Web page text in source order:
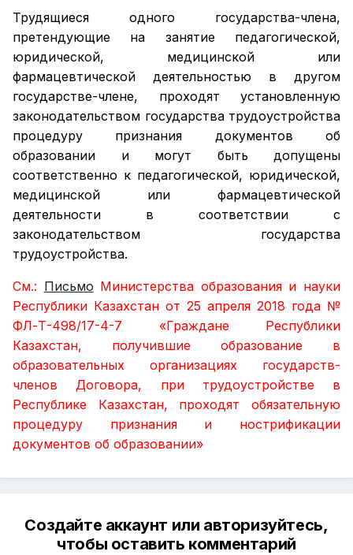
Трудящиеся одного государства-члена,
претендующие на занятие педагогической,
юридической, медицинской или
фармацевтической деятельностью в другом
государстве-члене, проходят установленную
законодательством государства трудоустройства
процедуру признания документов об
образовании и могут быть допущены
соответственно к педагогической, юридической,
медицинской или фармацевтической
деятельности в соответствии с
законодательством государства
трудоустройства.
См.: Письмо Министерства образования и науки
Республики Казахстан от 25 апреля 2018 года №
ФЛ-Т-498/17-4-7 «Граждане Республики
Казахстан, получившие образование в
образовательных организациях государств-
членов Договора, при трудоустройстве в
Республике Казахстан, проходят обязательную
процедуру признания и нострификации
документов об образовании»
Создайте аккаунт или авторизуйтесь,
чтобы оставить комментарий